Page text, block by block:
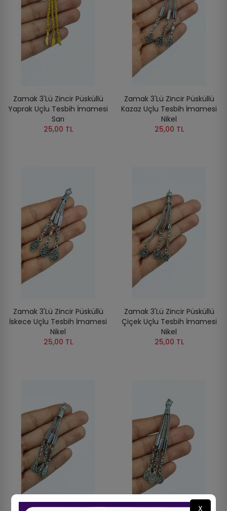
Zamak 3'lü Zincir Püsküllü
Yaprak Uçlu Tesbih İmamesi
Sarı
25,00 TL
Zamak 3'lü Zincir Püsküllü
Kazaz Uçlu Tesbih İmamesi
Nikel
25,00 TL
Zamak 3'lü Zincir Püsküllü
İskece Uçlu Tesbih İmamesi
Nikel
25,00 TL
Zamak 3'lü Zincir Püsküllü
Çiçek Uçlu Tesbih İmamesi
Nikel
25,00 TL
X